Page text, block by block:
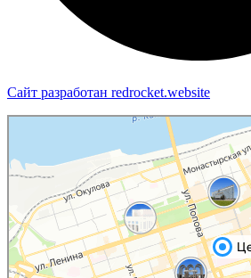
Сайт разработан redrocket.website
Яндекс Карты — транспорт, навигация, поиск мест